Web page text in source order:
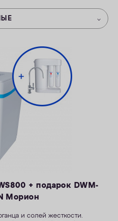
+ подарок DWM-
Морион
и солей жесткости.